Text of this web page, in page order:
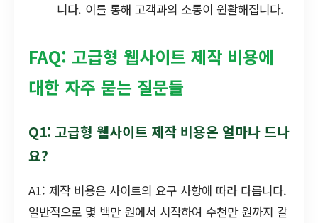
니다. 이를 통해 고객과의 소통이 원활해집니다.
FAQ: 고급형 웹사이트 제작 비용에
대한 자주 묻는 질문들
Q1: 고급형 웹사이트 제작 비용은 얼마나 드나
요?
A1: 제작 비용은 사이트의 요구 사항에 따라 다릅니다.
일반적으로 몇 백만 원에서 시작하여 수천만 원까지 갈